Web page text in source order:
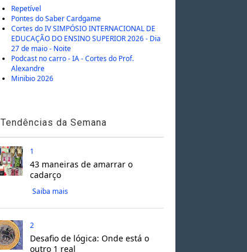
Repetível
Pontes do Saber Cardgame
Cortes do IV SIMPÓSIO INTERNACIONAL DE
EDUCAÇÃO DO ENSINO SUPERIOR 2026 - Dia
27 de maio - Noite
Podcast no carro - IA - Cortes do Prof.
Alexandre
Minibio 2026
Tendências da Semana
1
43 maneiras de amarrar o
cadarço
Saiba mais
2
Desafio de lógica: Onde está o
outro 1 real